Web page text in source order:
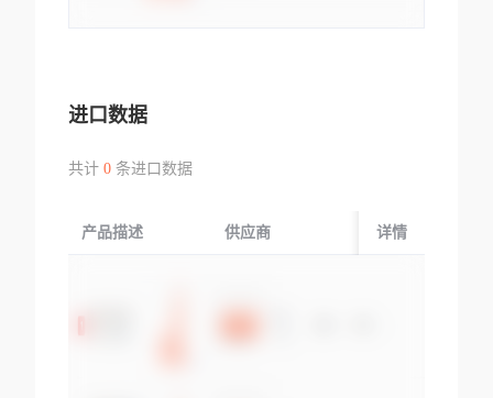
进口数据
共计 0条进口数据
产品描述 供应商 起运国/地区
详情